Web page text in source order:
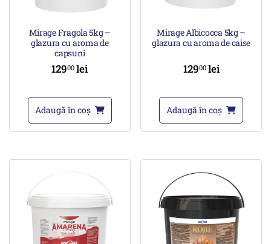
Mirage Fragola 5kg –
glazura cu aroma de
capsuni
12900lei
Adaugă în coș
Mirage Albicocca 5kg –
glazura cu aroma de caise
12900 lei
Adaugă în coș